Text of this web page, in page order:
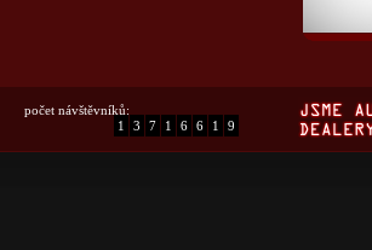
počet návštěvníků:
1
3 7 1 6 6 1 9